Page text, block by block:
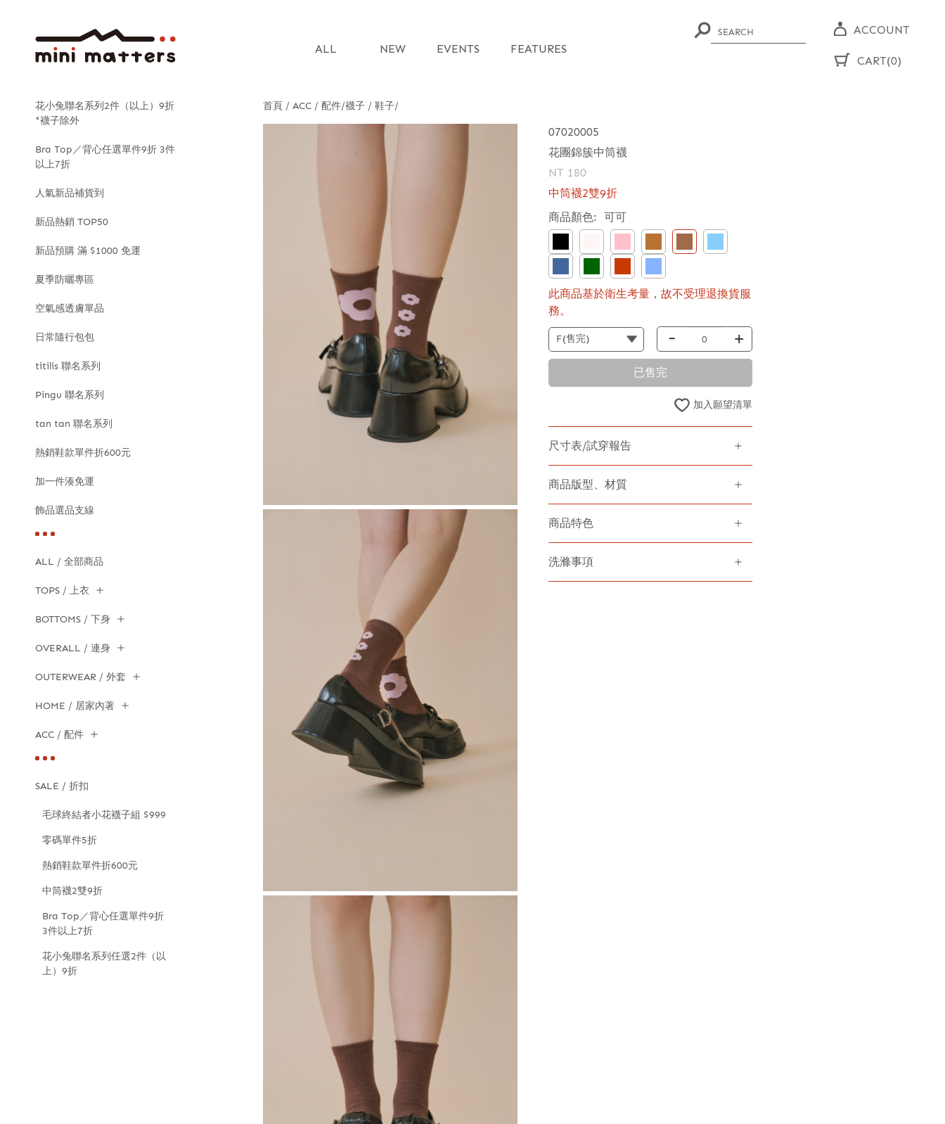
ALL NEW EVENTS FEATURES
ACCOUNT
CART(0)
花小兔聯名系列2件（以上）9折
*襪子除外
Bra Top／背心任選單件9折 3件
以上7折
人氣新品補貨到
新品熱銷 TOP50
新品預購 滿 $1000 免運
夏季防曬專區
空氣感透膚單品
日常隨行包包
titilis 聯名系列
Pingu 聯名系列
tan tan 聯名系列
熱銷鞋款單件折600元
加一件湊免運
飾品選品支線
ALL / 全部商品
TOPS / 上衣
BOTTOMS / 下身
OVERALL / 連身
OUTERWEAR / 外套
HOME / 居家內著
ACC / 配件
SALE / 折扣
毛球終結者小花襪子組 $999
零碼單件5折
熱銷鞋款單件折600元
中筒襪2雙9折
Bra Top／背心任選單件9折
3件以上7折
花小兔聯名系列任選2件（以
上）9折
首頁 ACC / 配件 襪子 / 鞋子
07020005
花團錦簇中筒襪
NT 180
中筒襪2雙9折
商品顏色: 可可
此商品基於衛生考量，故不受理退換貨服
務。
- +
已售完
加入願望清單
尺寸表/試穿報告
商品版型、材質
商品特色
洗滌事項